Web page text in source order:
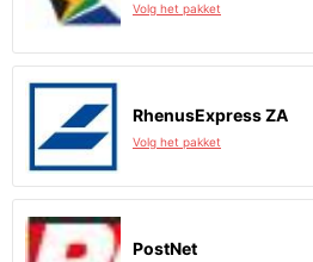
Volg het pakket
RhenusExpress ZA
Volg het pakket
PostNet